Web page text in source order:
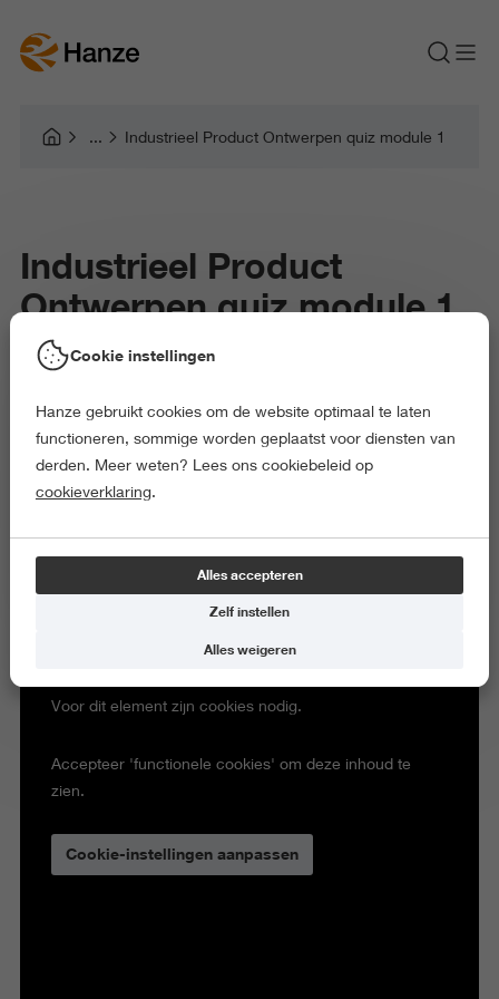
Industrieel Product Ontwerpen quiz module 1
Industrieel Product
Ontwerpen quiz module 1
Voor dit element zijn cookies nodig.
Accepteer 'functionele cookies' om deze inhoud te
zien.
Cookie-instellingen aanpassen
Cookie instellingen
Hanze gebruikt cookies om de website optimaal te laten
functioneren, sommige worden geplaatst voor diensten van
derden. Meer weten? Lees ons cookiebeleid op
cookieverklaring.
Alles accepteren
Zelf instellen
Alles weigeren